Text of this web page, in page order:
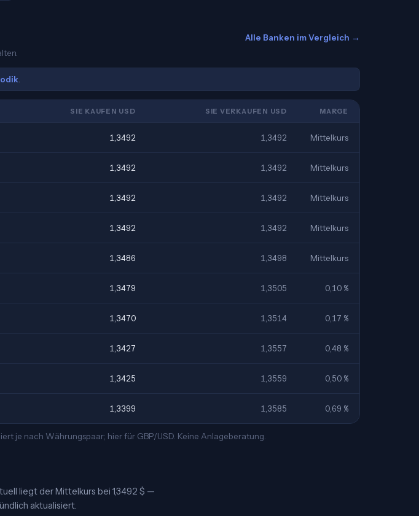
Alle Banken im Vergleich →
SIE KAUFEN USD SIE VERKAUFEN USD MARGE
1,3492 1,3492 Mittelkurs
1,3492 1,3492 Mittelkurs
1,3492 1,3492 Mittelkurs
1,3492 1,3492 Mittelkurs
1,3486 1,3498 Mittelkurs
1,3479 1,3505 0,10 %
1,3470 1,3514 0,17 %
1,3427 1,3557 0,48 %
1,3425 1,3559 0,50 %
1,3399 1,3585 0,69 %
je nach Währungspaar; hier für GBP/USD. Keine Anlageberatung.
liegt der Mittelkurs bei 1,3492 $ —
aktualisiert.